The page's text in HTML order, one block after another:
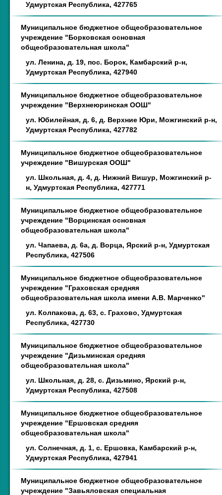
Удмуртская Республика, 427765
Муниципальное бюджетное общеобразовательное
учреждение "Борковская основная
общеобразовательная школа"
ул. Ленина, д. 19, пос. Борок, Камбарский р-н,
Удмуртская Республика, 427940
Муниципальное бюджетное общеобразовательное
учреждение "Верхнеюринская ООШ"
ул. Юбилейная, д. 6, д. Верхние Юри, Можгинский р-н,
Удмуртская Республика, 427782
Муниципальное бюджетное общеобразовательное
учреждение "Вишурская ООШ"
ул. Школьная, д. 4, д. Нижний Вишур, Можгинский р-
н, Удмуртская Республика, 427771
Муниципальное бюджетное общеобразовательное
учреждение "Ворцинская основная
общеобразовательная школа"
ул. Чапаева, д. 6а, д. Ворца, Ярский р-н, Удмуртская
Республика, 427506
Муниципальное бюджетное общеобразовательное
учреждение "Граховская средняя
общеобразовательная школа имени А.В. Марченко"
ул. Колпакова, д. 63, с. Грахово, Удмуртская
Республика, 427730
Муниципальное бюджетное общеобразовательное
учреждение "Дизьминская средняя
общеобразовательная школа"
ул. Школьная, д. 28, с. Дизьмино, Ярский р-н,
Удмуртская Республика, 427508
Муниципальное бюджетное общеобразовательное
учреждение "Ершовская средняя
общеобразовательная школа"
ул. Солнечная, д. 1, с. Ершовка, Камбарский р-н,
Удмуртская Республика, 427941
Муниципальное бюджетное общеобразовательное
учреждение "Завьяловская специальная